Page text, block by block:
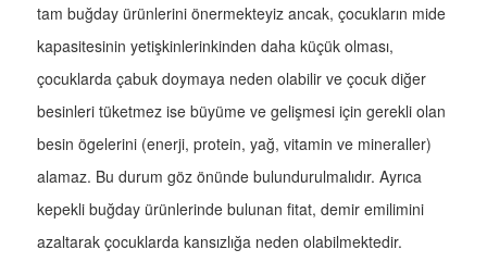
tam buğday ürünlerini önermekteyiz ancak, çocukların mide
kapasitesinin yetişkinlerinkinden daha küçük olması,
çocuklarda çabuk doymaya neden olabilir ve çocuk diğer
besinleri tüketmez ise büyüme ve gelişmesi için gerekli olan
besin ögelerini (enerji, protein, yağ, vitamin ve mineraller)
alamaz. Bu durum göz önünde bulundurulmalıdır. Ayrıca
kepekli buğday ürünlerinde bulunan fitat, demir emilimini
azaltarak çocuklarda kansızlığa neden olabilmektedir.